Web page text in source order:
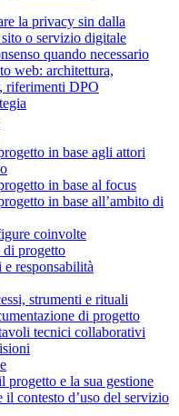
la privacy sin dalla
o servizio digitale
quando necessario
web: architettura,
riferimenti DPO
in base agli attori
in base al focus
in base all’ambito di
coinvolte
progetto
responsabilità
strumenti e rituali
di progetto
tecnici collaborativi
progetto e la sua gestione
il contesto d’uso del servizio